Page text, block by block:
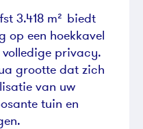
3.418 m² biedt
op een hoekkavel
volledige privacy.
grootte dat zich
van uw
tuin en